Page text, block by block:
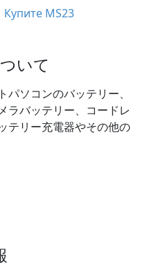
Купите MS23
いて
ソコンのバッテリー、
ラバッテリー、コードレ
テリー充電器やその他の